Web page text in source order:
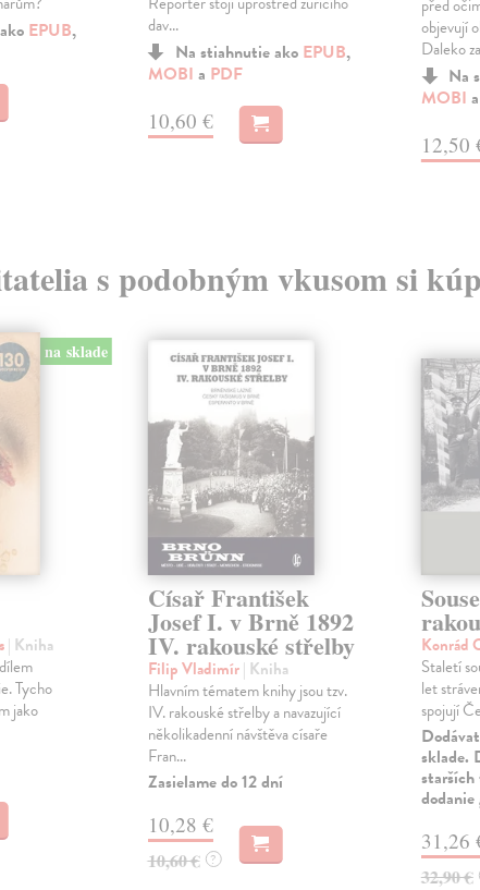
EPUB,
dav...
Na stiahnutie ako EPUB,
MOBI a PDF
10,60 €
před
objevují
Daleko
Na
MOBI a
12,50
s podobným vkusom si
na sklade
| Kniha
Tycho
jako
Císař František
Josef I. v Brně 1892
IV. rakouské střelby
Filip Vladimír| Kniha
Hlavním tématem knihy jsou tzv.
IV. rakouské střelby a navazující
několikadenní návštěva císaře
Fran...
Zasielame do 12 dní
10,28 €
10,60 € ?
Konrád
Staletí
let
spojují
sklade.
31,26
32,90 €